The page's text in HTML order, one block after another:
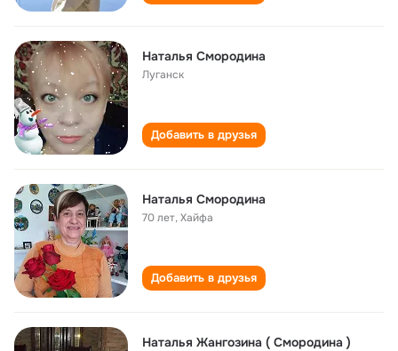
Наталья Смородина
Луганск
Добавить в друзья
Наталья Смородина
70 лет,Хайфа
Добавить в друзья
Наталья Жангозина ( Смородина )